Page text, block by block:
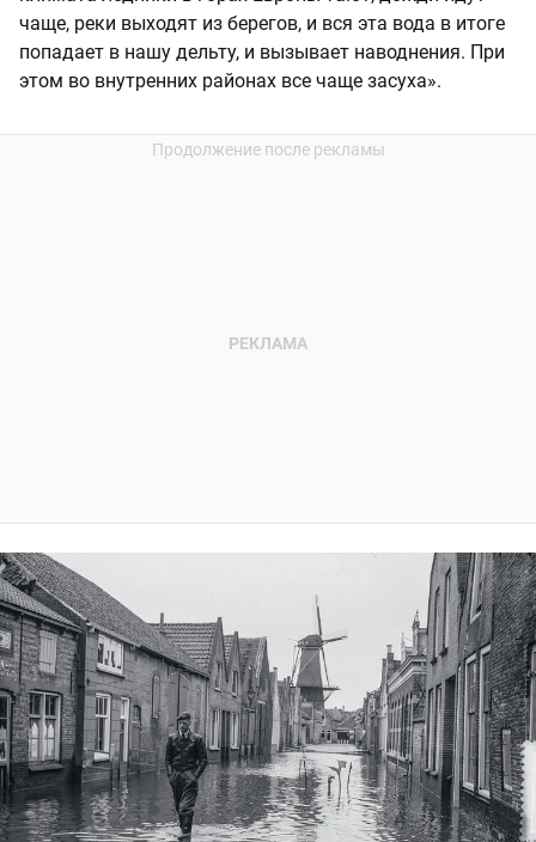
чаще, реки выходят из берегов, и вся эта вода в итоге
попадает в нашу дельту, и вызывает наводнения. При
этом во внутренних районах все чаще засуха».